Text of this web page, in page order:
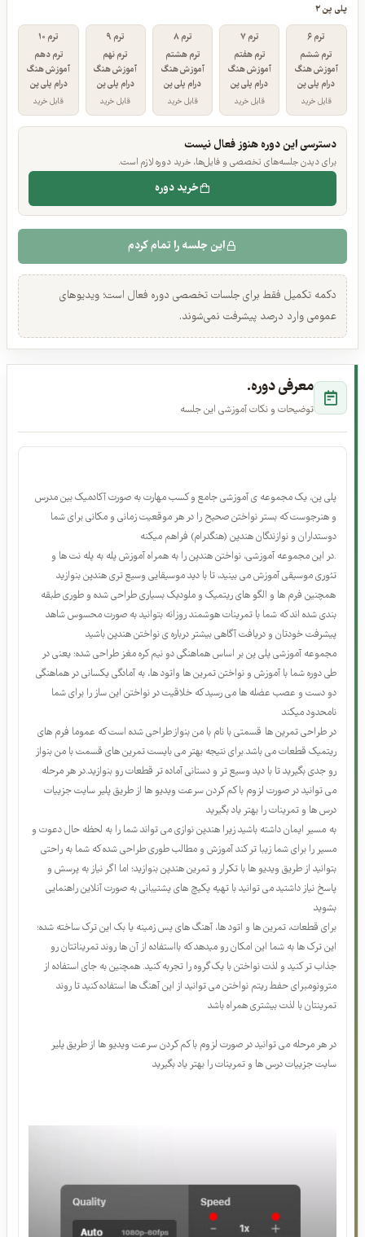
قابل خرید
ترم ۶
ترم ششم
آموزش هنگ
درام پلی پن
ترم ۷
ترم هفتم
آموزش هنگ
درام پلی پن
ترم ۸
ترم هشتم
آموزش هنگ
درام پلی پن
ترم ۹
ترم نهم
آموزش هنگ
درام پلی پن
ترم ۱۰
ترم دهم
آموزش هنگ
درام پلی پن
دسترسی این دوره هنوز فعال نیست
برای دیدن جلسه‌های تخصصی و فایل‌ها، خرید دوره لازم است.
خرید دوره
این جلسه را تمام کردم
دکمه تکمیل فقط برای جلسات تخصصی دوره فعال است؛ ویدیوهای
عمومی وارد درصد پیشرفت نمی‌شوند.
معرفی دوره.
توضیحات و نکات آموزشی این جلسه
پلی پن، یک مجموعه ی آموزشی جامع و کسب مهارت به صورت آکادمیک بین مدرس
و هنرجوست که بستر نواختن صحیح را در هر موقعیت زمانی و مکانی برای شما
دوستداران و نوازندگان هندپن (هنگدرام) فراهم میکنه
.در این مجموعه آموزشی، نواختن هندپن را به همراه آموزش پله به پله نت ها و
تئوری موسیقی آموزش می بینید، تا با دید موسیقایی وسیع تری هندپن بنوازید
همچنین فرم ها و الگو های ریتمیک و ملودیک بسیاری طراحی شده و طوری طبقه
بندی شده اند که شما با تمرینات هوشمند روزانه بتوانید به صورت محسوس شاهد
پیشرفت خودتان و دریافت آگاهی بیشتر درباره ی نواختن هندپن باشید
مجموعه آموزشی پلی پن بر اساس هماهنگی دو نیم کره مغز طراحی شده؛ یعنی در
طی دوره شما با آموزش و نواختن تمرین ها واتود ها، به آمادگی یکسانی در هماهنگی
دو دست و عصب عضله ها می رسید که خلاقیت در نواختن این ساز را برای شما
نامحدود میکند
در طراحی تمرین ها قسمتی با نام با من بنواز طراحی شده است که عموما فرم های
ریتمیک قطعات می باشد.برای نتیجه بهتر می بایست تمرین های قسمت با من بنواز
رو جدی بگیرید تا با دید وسیع تر و دستانی آماده تر قطعات رو بنوازید.در هر مرحله
می توانید در صورت لزوم با کم کردن سرعت ویدیو ها از طریق پلیر سایت جزییات
درس ها و تمرینات را بهتر یاد بگیرید
به مسیر ایمان داشته باشید زیرا هندپن نوازی می تواند شما را به لحظه حال دعوت و
مسیر را برای شما زیبا تر کند آموزش و مطالب طوری طراحی شده که شما به راحتی
بتوانید از طریق ویدیو ها با تکرار و تمرین هندپن بنوازید؛ اما اگر نیاز به پرسش و
پاسخ نیاز داشتید می توانید با تهیه پکیچ های پشتیبانی به صورت آنلاین راهنمایی
بشوید
برای قطعات، تمرین ها و اتود ها، آهنگ های پس زمینه یا بک این ترک ساخته شده؛
این ترک ها به شما این امکان رو میدهد که بااستفاده از آن ها روند تمریناتتان رو
مترونومبرای حفط ریتم نواختن می توانید از این آهنگ ها استفاده کنید تا روند
تمرینتان با لذت بیشتری همراه باشد